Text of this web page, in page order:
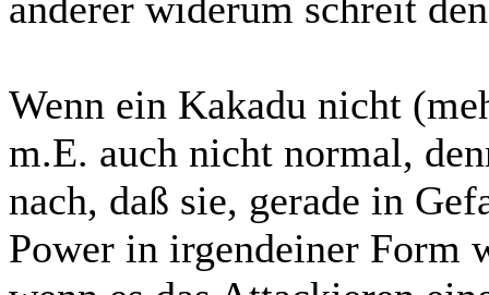
Wenn ein Kakadu nicht
m.E. auch nicht normal,
nach, daß sie, gerade in
Power in irgendeiner Form